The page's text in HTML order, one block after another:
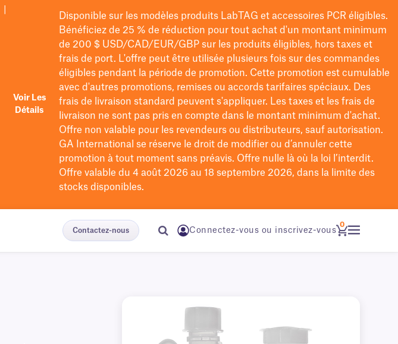
Voir Les
Détails
Disponible sur les modèles produits LabTAG et accessoires PCR éligibles.
Bénéficiez de 25 % de réduction pour tout achat d'un montant minimum
de 200 $USD/CAD/EUR/GBPsur les produits éligibles, hors taxes et
frais de port. L'offre peut être utilisée plusieurs fois sur des commandes
éligibles pendant la période de promotion. Cette promotion est cumulable
avec d'autres promotions, remises ou accords tarifaires spéciaux. Des
frais de livraison standard peuvent s'appliquer. Les taxes et les frais de
livraison ne sont pas pris en compte dans le montant minimum d'achat.
Offre non valable pour les revendeurs ou distributeurs, sauf autorisation.
GA International se réserve le droit de modifierou d’annuler cette
promotion à tout moment sans préavis. Offre nulle là où la loi l’interdit.
Offre valable du 4 août 2026 au 18 septembre 2026, dans la limite des
stocks disponibles.
Contactez-nous Connectez-vous ou inscrivez-vous
0